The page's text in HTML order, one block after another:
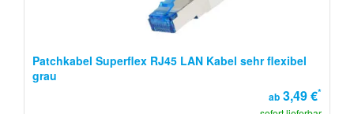
Patchkabel Superflex RJ45 LAN Kabel sehr flexibel
grau
ab 3,49 €*